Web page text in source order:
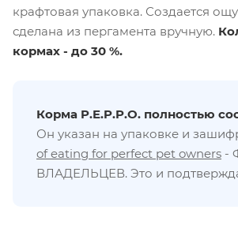
крафтовая упаковка. Создается
сделана из пергамента вручную.
кормах - до 30 %.
Корма P.E.P.P.O. полностью
Он указан на упаковке и
of eating for perfect pet owners -
ВЛАДЕЛЬЦЕВ. Это и